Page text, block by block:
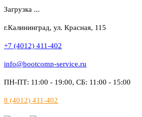
Загрузка ...
г.Калининград, ул. Красная, 115
+7 (4012) 411-402
info@bootcomp-service.ru
ПН-ПТ: 11:00 - 19:00, СБ: 11:00 - 15:00
8 (4012) 411-402